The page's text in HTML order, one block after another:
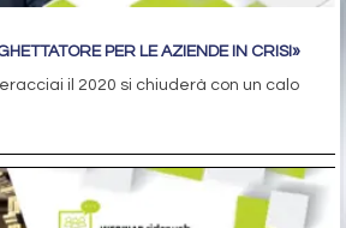
PER LE AZIENDE IN CRISI»
il 2020 si chiuderà con un calo